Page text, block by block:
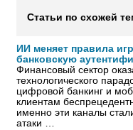
Статьи по схожей
ИИ меняет правила
банковскую
Финансовый сектор
технологического
цифровой банкинг и
клиентам
именно эти каналы
атаки …